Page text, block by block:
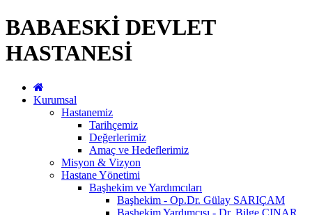
BABAESKİ DEVLET
HASTANESİ
Kurumsal
Hastanemiz
Tarihçemiz
Değerlerimiz
Amaç ve Hedeflerimiz
Misyon & Vizyon
Hastane Yönetimi
Başhekim ve Yardımcıları
Başhekim - Op.Dr. Gülay SARIÇAM
Başhekim Yardımcısı - Dr. Bilge ÇINAR